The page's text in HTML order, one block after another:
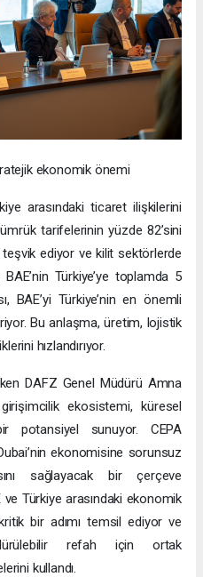
ekonomik önemi
arasındaki ticaret ilişkilerini
tarifelerinin yüzde 82’sini
teşvik ediyor ve kilit sektörlerde
Türkiye’ye toplamda 5
BAE’yi Türkiye’nin en önemli
Bu anlaşma, üretim, lojistik
hızlandırıyor.
DAFZ Genel Müdürü Amna
ekosistemi, küresel
potansiyel sunuyor. CEPA
ekonomisine sorunsuz
sağlayacak bir çerçeve
Türkiye arasındaki ekonomik
bir adımı temsil ediyor ve
refah için ortak
kullandı.